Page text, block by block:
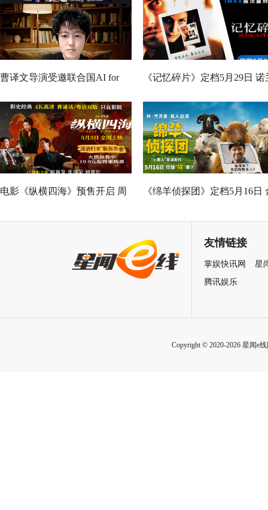
曹译文导演受邀联合国AI for
Good全球峰会 以AI影像传递向
善力量
《记忆碎片》定档5月29日 诺
神作IMAX首次量身定制
电影《纵横四海》预售开启 周 《绵羊侦探团》定档5月16日
友情链接
掌娱快讯网
星
腾讯娱乐
Copyright © 2020-2026 星闻e